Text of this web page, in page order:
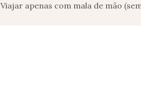
Viajar apenas com mala de mão